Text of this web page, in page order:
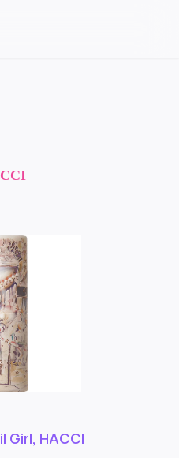
Girl, HACCI